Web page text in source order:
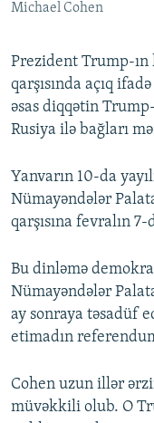
AZADLIQRADIOSU
XƏBƏR
RFE/RL-in bütün
Michael Cohen
Prezident Trump-
qarşısında açıq
əsas diqqətin
Rusiya ilə bağları
Yanvarın 10-da
Nümayəndələr
qarşısına fevralın 7-
Bu dinləmə
Nümayəndələr
ay sonraya təsadüf
etimadın
Cohen uzun illər
müvəkkili olub. O